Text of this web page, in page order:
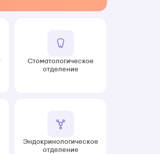
Стоматологическое
отделение
Эндокринологическое
отделение